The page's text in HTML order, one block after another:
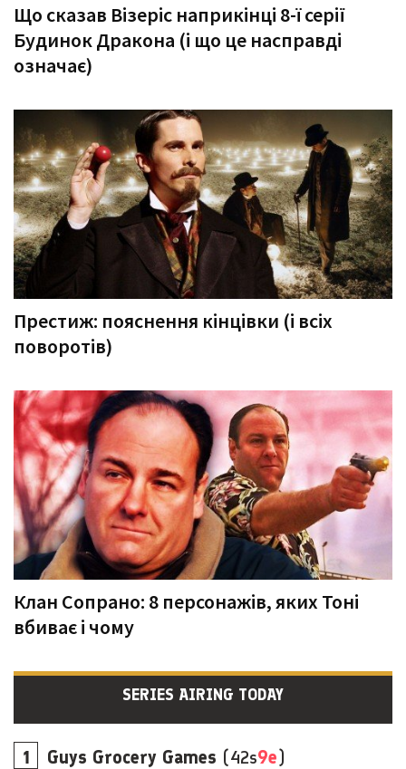
Що сказав Візеріс наприкінці 8-ї серії
Будинок Дракона (і що це насправді
означає)
Престиж: пояснення кінцівки (і всіх
поворотів)
Клан Сопрано: 8 персонажів, яких Тоні
вбиває і чому
SERIES AIRING TODAY
Guys Grocery Games (42s9e)